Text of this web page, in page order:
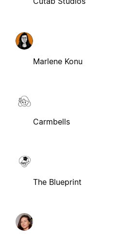
Marlene Konu
Carmbells
The Blueprint